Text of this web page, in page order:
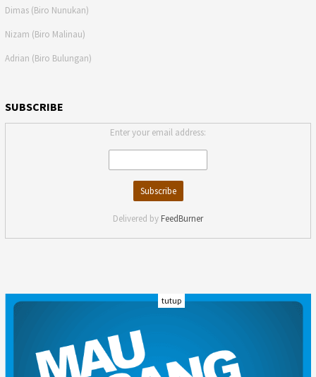
Dimas (Biro Nunukan)
Nizam (Biro Malinau)
Adrian (Biro Bulungan)
SUBSCRIBE
Enter your email address:
Delivered by FeedBurner
INDEKS
KARIR
REDAKSI
tutup